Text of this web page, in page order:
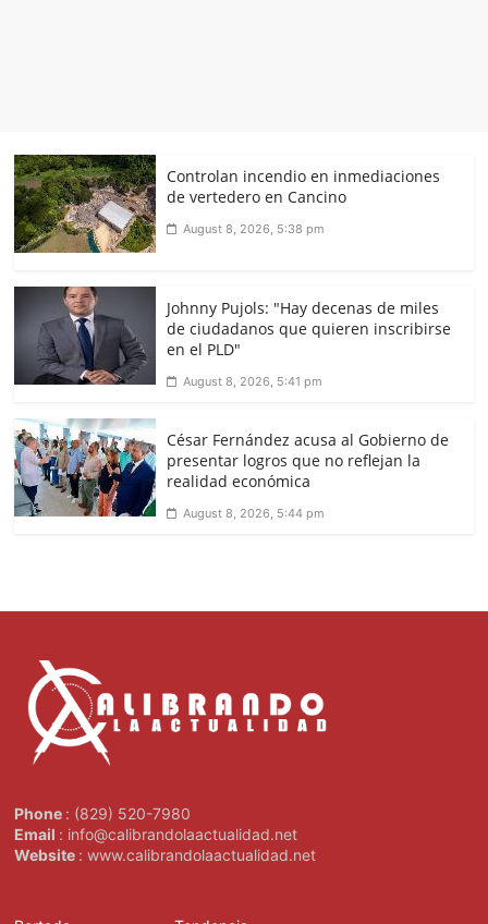
Controlan incendio en inmediaciones
de vertedero en Cancino
August 8, 2026, 5:38 pm
Johnny Pujols: "Hay decenas de miles
de ciudadanos que quieren inscribirse
en el PLD"
August 8, 2026, 5:41 pm
César Fernández acusa al Gobierno de
presentar logros que no reflejan la
realidad económica
August 8, 2026, 5:44 pm
Phone : (829) 520-7980
Email : info@calibrandolaactualidad.net
Website : www.calibrandolaactualidad.net